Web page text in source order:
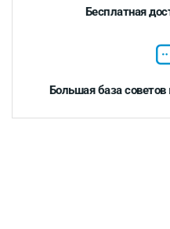
Бесплатная
Большая база советов